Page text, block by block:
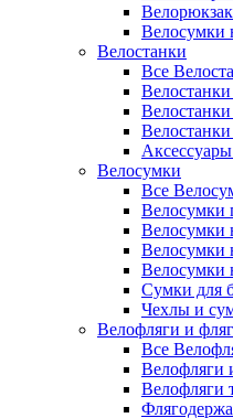
Велосумки
Велостанки
Все
Велостанки
Велосумки
Все
Велосумки
Велосумки
Велосумки
Велосумки
Сумки для
Чехлы и
Велофляги и
Все
Велофляги
Велофляги